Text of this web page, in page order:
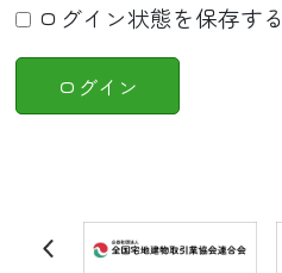
ログイン状態を保存する